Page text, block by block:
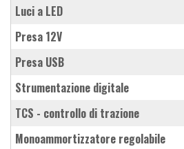
luci a LED
presa 12V
presa USB
strumentazione digitale
TCS - controllo di trazione
monoammortizzatore regolabile